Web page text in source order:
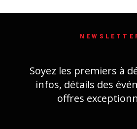
Soyez les premiers à
infos, détails des
offres